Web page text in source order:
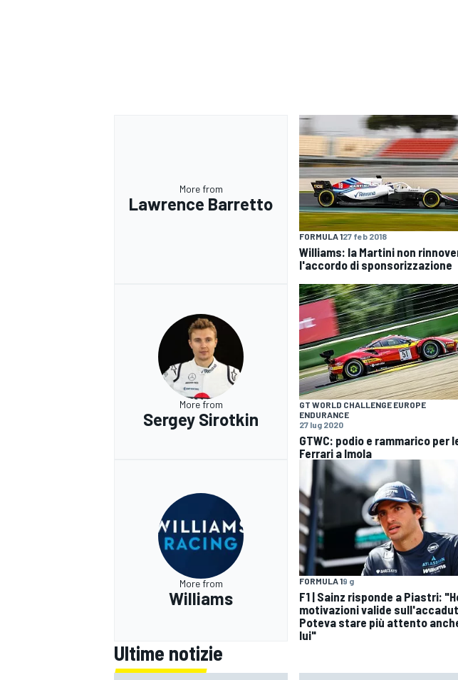
More from
Lawrence Barretto
FORMULA 127 feb 2018
Williams: la Martini non
l'accordo di sponsorizzazione
More from
Sergey Sirotkin
GT WORLD CHALLENGE EUROPE
ENDURANCE
27 lug 2020
GTWC: podio e rammarico per
Ferrari a Imola
More from
Williams
FORMULA 19 g
F1 | Sainz risponde a Piastri:
motivazioni valide
Poteva stare più attento
lui"
Ultime notizie